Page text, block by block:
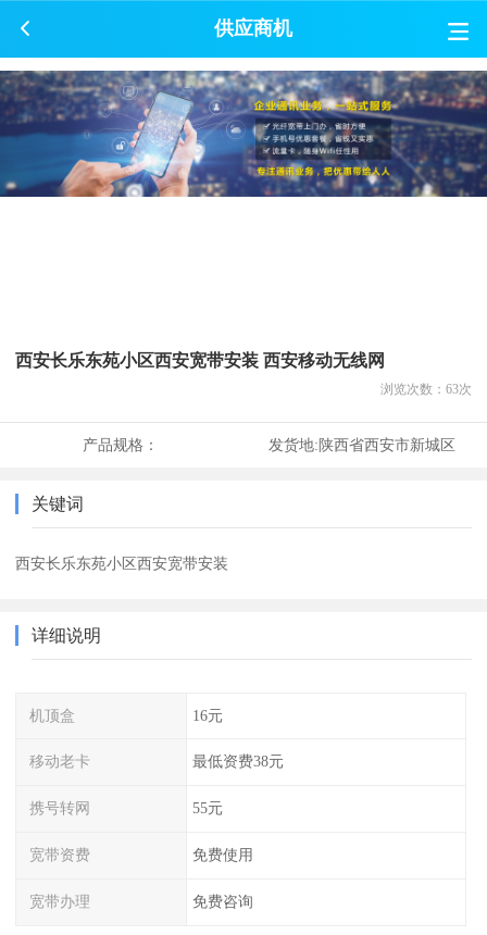
供应商机
西安长乐东苑小区西安宽带安装 西安移动无线网
浏览次数： 63次
产品规格： 发货地:陕西省西安市新城区
关键词
西安长乐东苑小区西安宽带安装
详细说明
机顶盒 16元
移动老卡 最低资费38元
携号转网 55元
宽带资费 免费使用
宽带办理 免费咨询